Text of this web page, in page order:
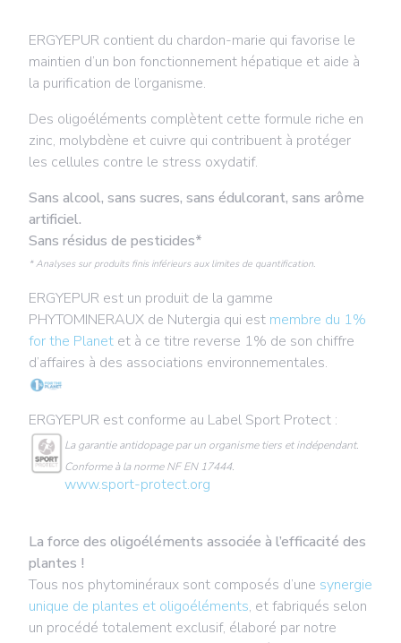
ERGYEPUR contient du chardon-marie qui favorise le
maintien d’un bon fonctionnement hépatique et aide à
la purification de l’organisme.
Des oligoéléments complètent cette formule riche en
zinc, molybdène et cuivre qui contribuent à protéger
les cellules contre le stress oxydatif.
Sans alcool, sans sucres, sans édulcorant, sans arôme
artificiel.
Sans résidus de pesticides*
* Analyses sur produits finis inférieurs aux limites de quantification.
ERGYEPUR est un produit de la gamme
PHYTOMINERAUX de Nutergia qui est membre du 1%
for the Planet et à ce titre reverse 1% de son chiffre
d’affaires à des associations environnementales.
ERGYEPUR est conforme au Label Sport Protect :
La garantie antidopage par un organisme tiers et indépendant.
Conforme à la norme NF EN 17444.
www.sport-protect.org
La force des oligoéléments associée à l’efficacité des
plantes !
Tous nos phytominéraux sont composés d’une synergie
unique de plantes et oligoéléments, et fabriqués selon
un procédé totalement exclusif, élaboré par notre